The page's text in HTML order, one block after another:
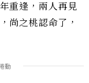
重逢，兩人再見
尚之桃認命了，